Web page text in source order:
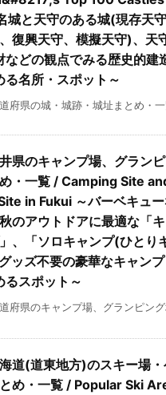
城と天守のある城(現存天
復興天守、模擬天守)、天
どの観点でみる歴史的建
名所・スポット～
府県の城・城跡・城址まとめ・
県のキャンプ場、グラン
・一覧 / Camping Site
in Fukui ～バーベキュ
のアウトドアに最適な「
、「ソロキャンプ(ひとり
ッズ不要の豪華なキャン
るスポット～
府県のキャンプ場、グランピング
道(道東地方)のスキー場
め・一覧 / Popular Ski